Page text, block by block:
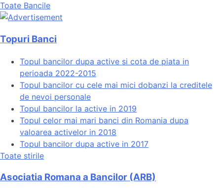
Toate Bancile
Topuri Banci
Topul bancilor dupa active si cota de piata in
perioada 2022-2015
Topul bancilor cu cele mai mici dobanzi la creditele
de nevoi personale
Topul bancilor la active in 2019
Topul celor mai mari banci din Romania dupa
valoarea activelor in 2018
Topul bancilor dupa active in 2017
Toate stirile
Asociatia Romana a Bancilor (ARB)